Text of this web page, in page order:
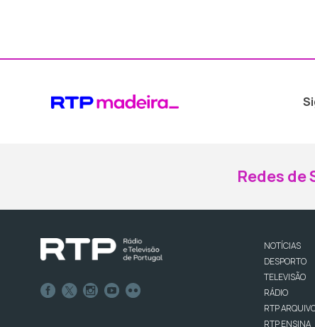
Redes de
NOTÍCIAS
DESPORTO
TELEVISÃO
RÁDIO
RTP
RTP ENSINA